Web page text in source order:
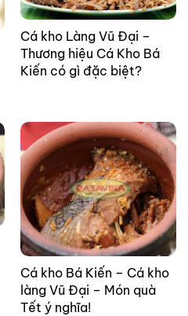
Cá kho Làng Vũ Đại –
Thương hiệu Cá Kho Bá
Kiến có gì đặc biệt?
Cá kho Bá Kiến – Cá kho
làng Vũ Đại – Món quà
Tết ý nghĩa!